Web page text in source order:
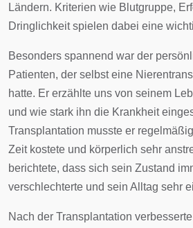
Ländern. Kriterien wie Blutgruppe,
Dringlichkeit spielen dabei eine
Besonders spannend war der
Patienten, der selbst eine
hatte. Er erzählte uns von seinem
und wie stark ihn die Krankheit
Transplantation musste er
Zeit kostete und körperlich sehr
berichtete, dass sich sein Zustand
verschlechterte und sein Alltag sehr
Nach der Transplantation